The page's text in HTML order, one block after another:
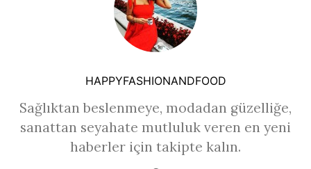
HAPPYFASHIONANDFOOD
Sağlıktan beslenmeye, modadan güzelliğe,
sanattan seyahate mutluluk veren en yeni
haberler için takipte kalın.